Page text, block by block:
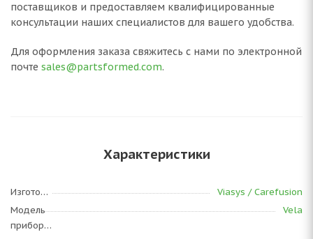
поставщиков и предоставляем квалифицированные
консультации наших специалистов для вашего удобства.
Для оформления заказа свяжитесь с нами по электронной
почте sales@partsformed.com.
Характеристики
Изготовитель
Viasys / Carefusion
Модель
прибора
Vela